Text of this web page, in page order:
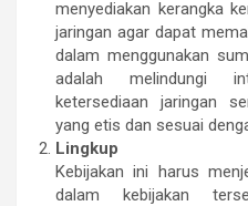
menyediakan kerangka
jaringan agar dapat
dalam menggunakan
adalah melindungi
ketersediaan jaringan
yang etis dan sesuai
Lingkup
Kebijakan ini harus
dalam kebijakan